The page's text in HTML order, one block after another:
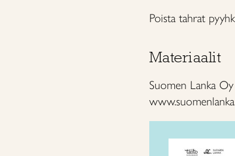
Poista tahrat
Materiaalit
Suomen Lanka Oy